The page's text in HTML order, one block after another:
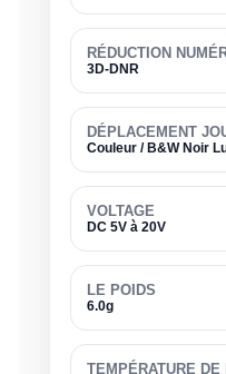
RÉDUCTION
3D-DNR
DÉPLACEMENT
Couleur / B&W Noir
VOLTAGE
DC 5V à 20V
LE POIDS
6.0g
TEMPÉRATURE DE